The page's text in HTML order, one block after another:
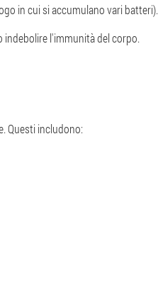
in cui si accumulano vari batteri).
l'immunità del corpo.
Questi includono: